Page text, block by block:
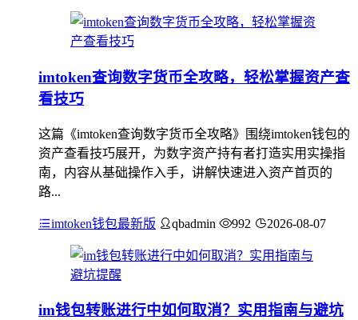
imtoken查询数字货币全攻略，轻松掌握资产查
看技巧
这篇《imtoken查询数字货币全攻略》围绕imtoken钱包的
资产查看技巧展开，为数字资产持有者打造实用实操指
南，内容从基础操作入手，讲解快速进入资产首页的
路...
imtoken钱包最新版 qbadmin 992 2026-08-07
im钱包转账进行中如何取消？实用指南与避坑